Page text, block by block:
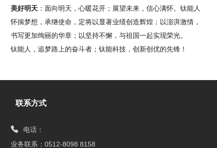
美好明天 ：面向明天，心暖花开；展望未来，信心满怀。钛能人
怀揣梦想，承继使命，定将以显著业绩创造辉煌；以澎湃激情，
书写更加绚丽的华章；以坚持不懈，与祖国一起实现荣光。
钛能人，追梦路上的奋斗者；钛能科技，创新创优的先锋！
联系方式
电话：
业务联系：0512-8098 8158